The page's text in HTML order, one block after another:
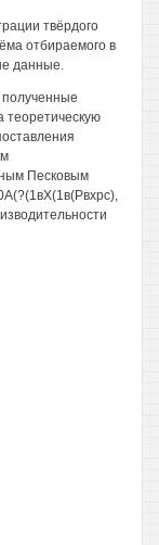
твёрдого
отбираемого в
данные.
полученные
Песковым